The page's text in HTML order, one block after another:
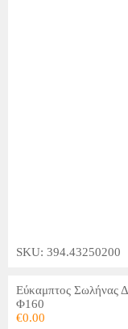
SKU: 394.43250200
Εύκαμπτος Σωλήνας
Φ160
€0.00